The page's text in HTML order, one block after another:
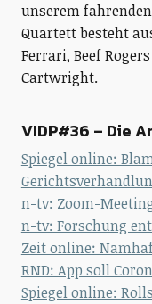
unserem
Quartett besteht
Ferrari, Beef
Cartwright.
VIDP#36 – Die
Spiegel online:
n-tv: Zoom-
n-tv: Forschung
Zeit online:
RND: App soll
Spiegel online: